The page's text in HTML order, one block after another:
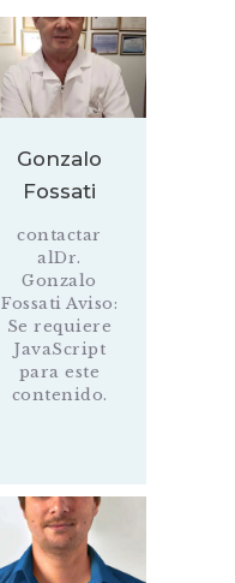
Gonzalo
Fossati
contactar
alDr.
Gonzalo
Fossati Aviso:
Se requiere
JavaScript
para este
contenido.